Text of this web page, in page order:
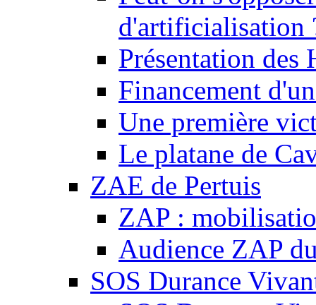
d'artificialisation
Présentation des
Financement
Une première
Le platane de
ZAE de Pertuis
ZAP :
Audience ZAP
SOS Durance